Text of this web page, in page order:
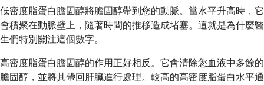
低密度脂蛋白膽固醇將膽固醇帶到您的動脈。當水平升高時，它
會積聚在動脈壁上，隨著時間的推移造成堵塞。這就是為什麼醫
生們特別關注這個數字。
高密度脂蛋白膽固醇的作用正好相反。它會清除您血液中多餘的
膽固醇，並將其帶回肝臟進行處理。較高的高密度脂蛋白水平通